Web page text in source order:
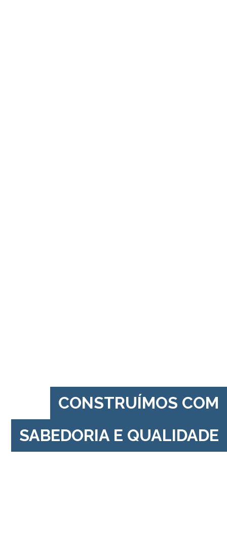
CONSTRUÍMOS COM
SABEDORIA E QUALIDADE